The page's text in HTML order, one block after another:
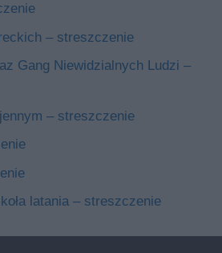
– streszczenie
Gang Niewidzialnych Ludzi –
– streszczenie
latania – streszczenie